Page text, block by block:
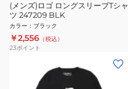
(メンズ)ロゴ ロングスリーブTシャ
ツ 247209 BLK
カラー ： ブラック
￥2,556 （税込）
23ポイント